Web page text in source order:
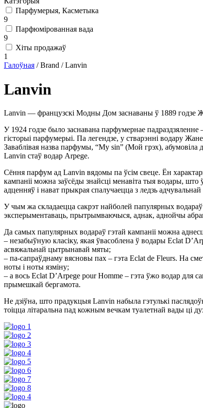
Парфумерыя, Касметыка
9
Парфюмірованная вада
9
Хіты продажаў
1
Галоўная /Brand /Lanvin
Lanvin
Lanvin ― французскі Модны Дом заснаваны ў 1889 годзе
У 1924 годзе было заснавана парфумернае
гісторыі парфумерыі. Па легендзе, у стварэнні водару
Заваблівая назва парфумы, “My sin” (Мой грэх), абумовіла
Lanvin стаў водар Arpege.
Сёння парфум ад Lanvin вядомы па ўсім свеце. Ён
кампаніі можна заўсёды знайсці менавіта тыя водары,
адценняў і нават прыкрая спалучаецца з ледзь
У чым жа складаецца сакрэт найболей папулярных
эксперыментаваць, прытрымваючыся, аднак, аднойчы
Да самых папулярных водараў гэтай кампаніі можна
– незабыўную класіку, якая ўвасоблена ў водары Eclat
асвяжальнай цытрынавай мяты;
– па-сапраўднаму вясновы пах – гэта Eclat de Fleurs. На
ноты і ноты язміну;
– а вось Eclat D’Arpege pour Homme – гэта ўжо водар для
прымешкай бергамота.
Не дзіўна, што прадукцыя Lanvin набыла гэтулькі
тоіцца літаральна пад кожным вечкам туалетнай вады ці